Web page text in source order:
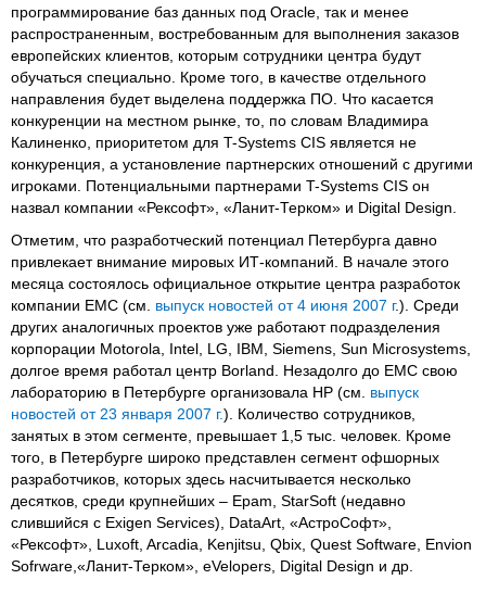
программирование баз данных под Oracle, так и менее
распространенным, востребованным для выполнения заказов
европейских клиентов, которым сотрудники центра будут
обучаться специально. Кроме того, в качестве отдельного
направления будет выделена поддержка ПО. Что касается
конкуренции на местном рынке, то, по словам Владимира
Калиненко, приоритетом для T-Systems CIS является не
конкуренция, а установление партнерских отношений с другими
игроками. Потенциальными партнерами T-Systems CIS он
назвал компании «Рексофт», «Ланит-Терком» и Digital Design.
Отметим, что разработческий потенциал Петербурга давно
привлекает внимание мировых ИТ-компаний. В начале этого
месяца состоялось официальное открытие центра разработок
компании EMC (см. выпуск новостей от 4 июня 2007 г.). Среди
других аналогичных проектов уже работают подразделения
корпорации Motorola, Intel, LG, IBM, Siemens, Sun Microsystems,
долгое время работал центр Borland. Незадолго до EMC свою
лабораторию в Петербурге организовала HP (см. выпуск
новостей от 23 января 2007 г.). Количество сотрудников,
занятых в этом сегменте, превышает 1,5 тыс. человек. Кроме
того, в Петербурге широко представлен сегмент офшорных
разработчиков, которых здесь насчитывается несколько
десятков, среди крупнейших – Epam, StarSoft (недавно
слившийся с Exigen Services), DataArt, «АстроСофт»,
«Рексофт», Luxoft, Arcadia, Kenjitsu, Qbix, Quest Software, Envion
Sofrware,«Ланит-Терком», eVelopers, Digital Design и др.